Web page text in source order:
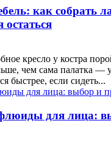
как собрать
остаться
кресло у костра
чем сама палатка —
быстрее, если сидеть...
для лица: